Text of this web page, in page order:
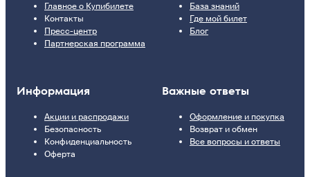
Главное о Купибилете
Контакты
Пресс-центр
Партнерская программа
База знаний
Где мой билет
Блог
Информация
Акции и распродажи
Безопасность
Конфиденциальность
Оферта
Важные ответы
Оформление и покупка
Возврат и обмен
Все вопросы и ответы